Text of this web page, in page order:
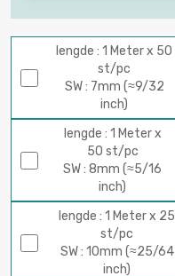
lengde : 1 Meter x 50
st/pc
SW : 7mm (≈9/32
inch)
lengde : 1 Meter x
50 st/pc
SW : 8mm (≈5/16
inch)
lengde : 1 Meter x 25
st/pc
SW : 10mm (≈25/64
inch)